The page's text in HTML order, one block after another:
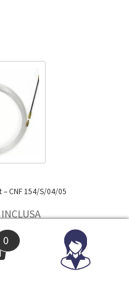
Sonda in Nylon d.4 5mt – CNF 154/S/04/05
ESCLUSA
0